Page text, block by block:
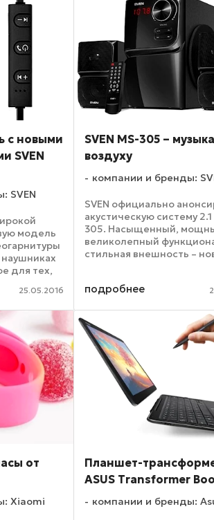
с новыми
SVEN
SVEN
модель
наушниках
для тех,
жизни,
хороший
...
25.05.2016
SVEN MS-305 –
воздуху
компании и бренды:
SVEN официально
акустическую систему 2.1
305. Насыщенный,
великолепный
стильная внешность –
Благодаря встроенному
подробнее
от
Xiaomi
Планшет-
ASUS Transformer
компании и бренды: